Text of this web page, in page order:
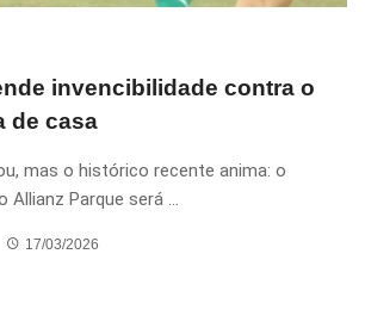
invencibilidade contra o
de casa
mas o histórico recente anima: o
Parque será ...
17/03/2026